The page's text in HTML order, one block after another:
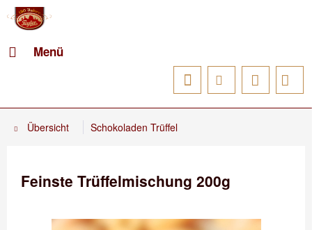
Menü
Übersicht Schokoladen Trüffel
Feinste Trüffelmischung 200g